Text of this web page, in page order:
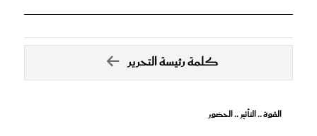
كلمة رئيسة التحرير
القوة .. التأثير .. الحضور